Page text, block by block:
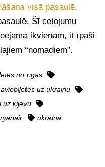
visā pasaulē.
Šī ceļojumu
ikvienam, it īpaši
“nomadiem”.
no rīgas
uz ukrainu
uz kijevu
ryanair ukraina